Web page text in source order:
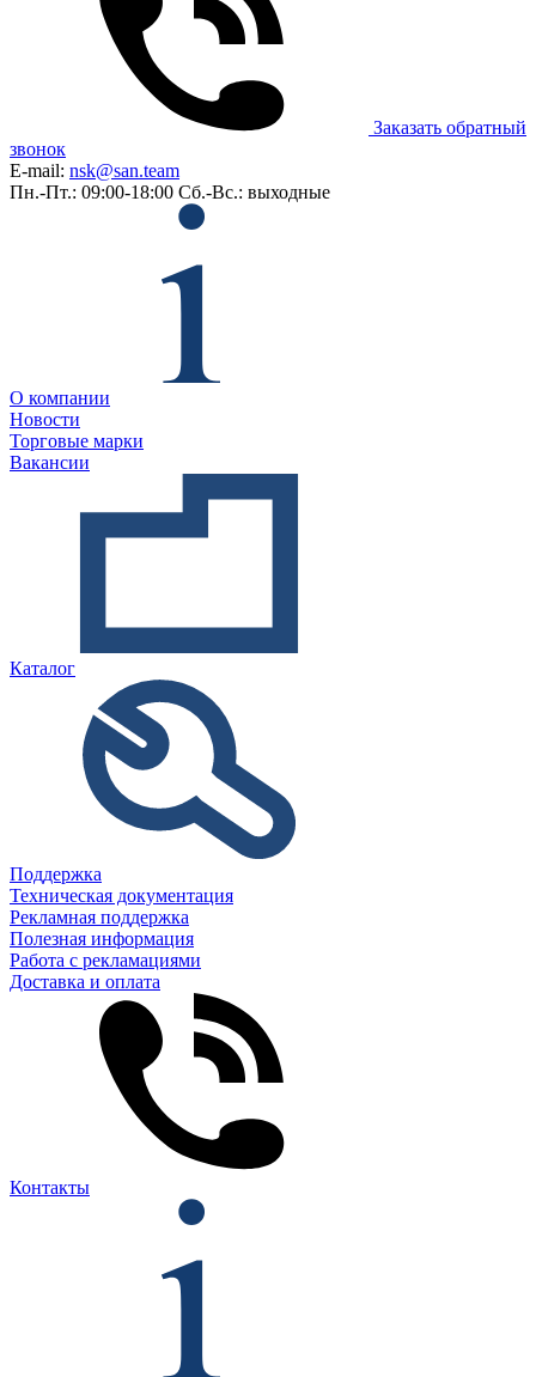
Заказать обратный
звонок
E-mail: nsk@san.team
Пн.-Пт.: 09:00-18:00 Сб.-Вс.: выходные
О компании
Новости
Торговые марки
Вакансии
Каталог
Поддержка
Техническая документация
Рекламная поддержка
Полезная информация
Работа с рекламациями
Доставка и оплата
Контакты